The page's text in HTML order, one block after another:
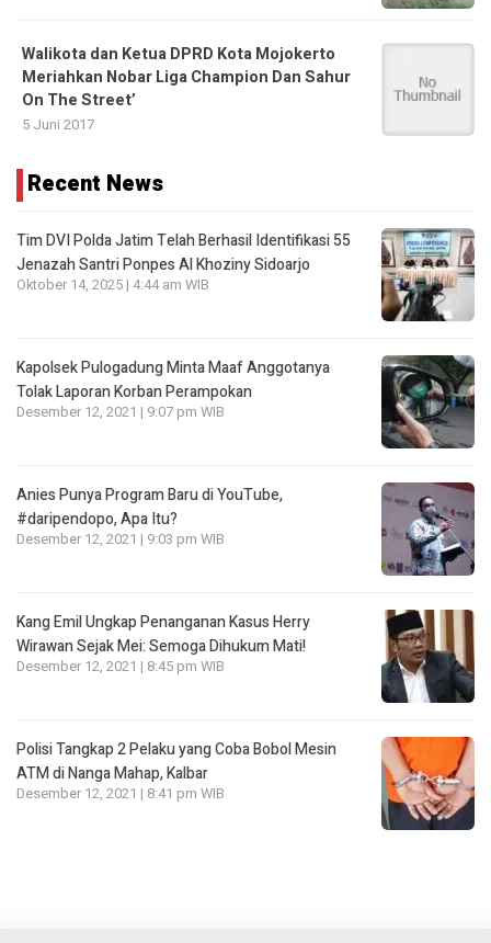
Walikota dan Ketua DPRD Kota Mojokerto
Meriahkan Nobar Liga Champion Dan Sahur
On The Street’
5 Juni 2017
Recent News
Tim DVI Polda Jatim Telah Berhasil Identifikasi 55
Jenazah Santri Ponpes Al Khoziny Sidoarjo
Oktober 14, 2025 | 4:44 am WIB
Kapolsek Pulogadung Minta Maaf Anggotanya
Tolak Laporan Korban Perampokan
Desember 12, 2021 | 9:07 pm WIB
Anies Punya Program Baru di YouTube,
#daripendopo, Apa Itu?
Desember 12, 2021 | 9:03 pm WIB
Kang Emil Ungkap Penanganan Kasus Herry
Wirawan Sejak Mei: Semoga Dihukum Mati!
Desember 12, 2021 | 8:45 pm WIB
Polisi Tangkap 2 Pelaku yang Coba Bobol Mesin
ATM di Nanga Mahap, Kalbar
Desember 12, 2021 | 8:41 pm WIB